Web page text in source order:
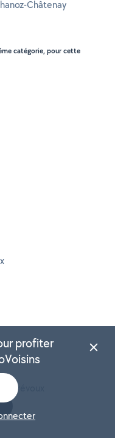
Châtenay
catégorie, pour cette
Trévoux
profiter